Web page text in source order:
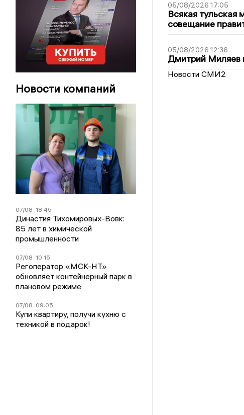
Новости компаний
07/08 18:45
Династия Тихомировых-Вовк:
85 лет в химической
промышленности
07/08 10:15
Регоператор «МСК-НТ»
обновляет контейнерный парк в
плановом режиме
07/08 09:05
Купи квартиру, получи кухню с
техникой в подарок!
05/08/2026 17:05
Всякая тульская
совещание
05/08/2026 12:36
Дмитрий Миляев
Новости СМИ2